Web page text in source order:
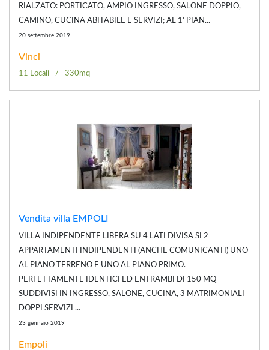
RIALZATO: PORTICATO, AMPIO INGRESSO, SALONE DOPPIO,
CAMINO, CUCINA ABITABILE E SERVIZI; AL 1' PIAN...
20 settembre 2019
Vinci
11 Locali 330mq
Vendita villa EMPOLI
VILLA INDIPENDENTE LIBERA SU 4 LATI DIVISA SI 2
APPARTAMENTI INDIPENDENTI (ANCHE COMUNICANTI) UNO
AL PIANO TERRENO E UNO AL PIANO PRIMO.
PERFETTAMENTE IDENTICI ED ENTRAMBI DI 150 MQ
SUDDIVISI IN INGRESSO, SALONE, CUCINA, 3 MATRIMONIALI
DOPPI SERVIZI ...
23 gennaio 2019
Empoli